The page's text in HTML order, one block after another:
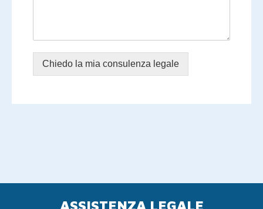
Chiedo la mia consulenza legale
ASSISTENZA LEGALE